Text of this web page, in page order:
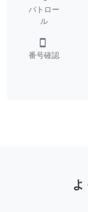
パトロー
ル
smartphone
番号確認
よ